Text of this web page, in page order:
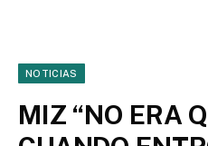
NOTICIAS
MIZ “NO ERA